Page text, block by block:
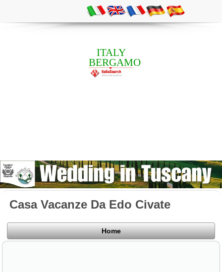
ITALY
BERGAMO
Casa Vacanze Da Edo Civate
Home